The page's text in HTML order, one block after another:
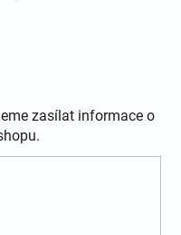
zasílat informace o